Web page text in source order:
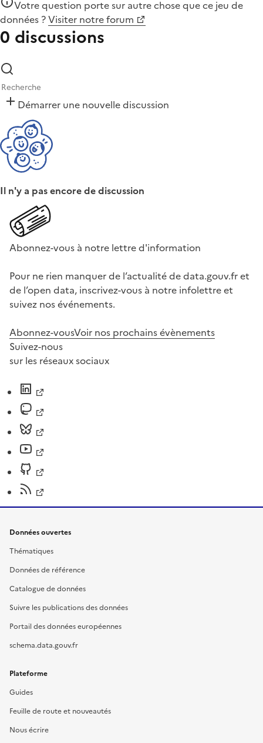
Votre question porte sur autre chose quece jeu de
données ?Visiter notre forum
0 discussions
Démarrer une nouvelle discussion
Il n'y a pas encore de discussion
Abonnez-vous à notre lettre d'information
Pour ne rien manquer de l’actualité de data.gouv.fr et
de l’open data, inscrivez-vous à notre infolettre et
suivez nos événements.
Abonnez-vousVoir nos prochains évènements
Suivez-nous
sur les réseaux sociaux
Données ouvertes
Thématiques
Données de référence
Catalogue de données
Suivre les publications des données
Portail des données européennes
schema.data.gouv.fr
Plateforme
Guides
Feuille de route et nouveautés
Nous écrire